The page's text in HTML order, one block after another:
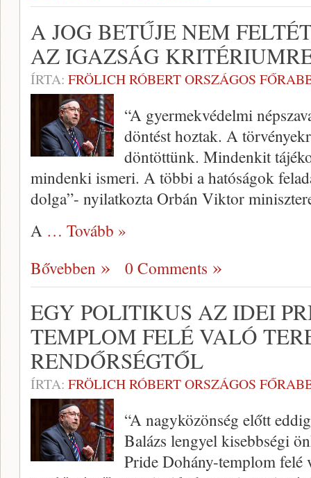
A JOG BETŰJE NEM
AZ IGAZSÁG
ÍRTA: FRÖLICH RÓBERT ORSZÁGOS
“A gyermekvédelmi
döntést hoztak. A
döntöttünk. Mindenkit
mindenki ismeri. A többi a hatóságok
dolga”- nyilatkozta Orbán Viktor
A … Tovább »
Bővebben
0 Comments
EGY POLITIKUS AZ IDEI
TEMPLOM FELÉ VALÓ
RENDŐRSÉGTŐL
ÍRTA: FRÖLICH RÓBERT ORSZÁGOS
“A nagyközönség előtt
Balázs lengyel kisebbségi
Pride Dohány-templom felé